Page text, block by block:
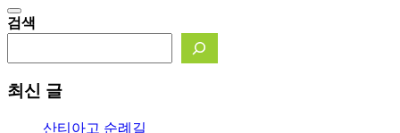
검색
최신 글
산티아고 순례길